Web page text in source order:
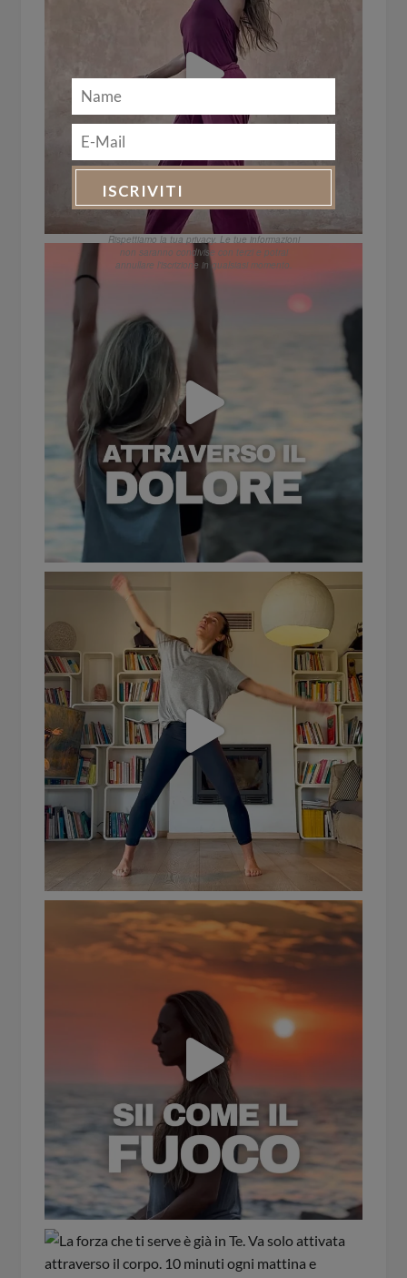
ispirazioni, notizie sui prossimi ritiri ed
esperienze di consapevolezza ed offerte
speciali!
Rispettiamo la tua privacy. Le tue informazioni
non saranno condivise con terzi e potrai
annullare l'iscrizione in qualsiasi momento.